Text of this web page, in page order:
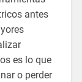
antes
es lo que
o perder